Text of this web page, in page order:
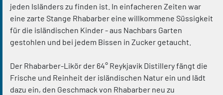
jeden Isländers zu finden ist. In einfacheren Zeiten war
eine zarte Stange Rhabarber eine willkommene Süssigkeit
für die isländischen Kinder - aus Nachbars Garten
gestohlen und bei jedem Bissen in Zucker getaucht.
Der Rhabarber-Likör der 64° Reykjavik Distillery fängt die
Frische und Reinheit der isländischen Natur ein und lädt
dazu ein, den Geschmack von Rhabarber neu zu